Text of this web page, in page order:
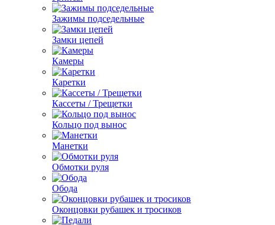
Зажимы подседельные
Замки цепей
Камеры
Каретки
Кассеты / Трещетки
Кольцо под вынос
Манетки
Обмотки руля
Обода
Оконцовки рубашек и тросиков